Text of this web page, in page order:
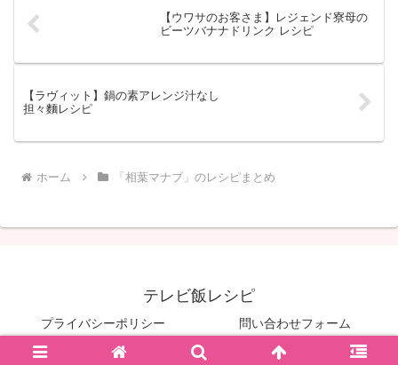
【ウワサのお客さま】レジェンド寮母の
ビーツバナナドリンク レシピ
【ラヴィット】鍋の素アレンジ汁なし
担々麵レシピ
ホーム 「相葉マナブ」のレシピまとめ
テレビ飯レシピ
プライバシーポリシー 問い合わせフォーム
© 2022-2026 テレビ飯レシピ.